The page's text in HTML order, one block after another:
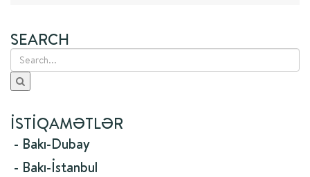
SEARCH
İSTIQAMƏTLƏR
- Bakı-Dubay
- Bakı-İstanbul